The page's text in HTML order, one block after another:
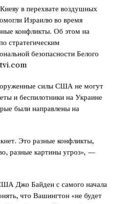
в перехвате воздушных
Израилю во время
конфликты. Об этом на
стратегическим
безопасности Белого
силы США не могут
и беспилотники на Украине
были направлены на
Это разные конфликты,
разные картины угроз», —
Джо Байден с самого начала
что Вашингтон «не будет